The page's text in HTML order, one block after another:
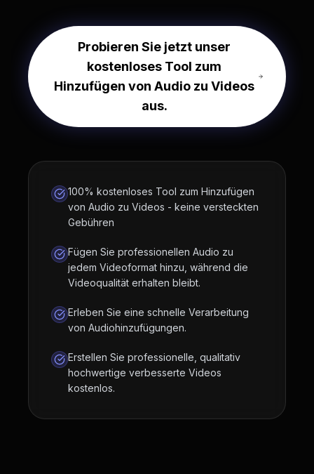
Probieren Sie jetzt unser
kostenloses Tool zum
Hinzufügen von Audio zu Videos
aus.
100% kostenloses Tool zum Hinzufügen
von Audio zu Videos - keine versteckten
Gebühren
Fügen Sie professionellen Audio zu
jedem Videoformat hinzu, während die
Videoqualität erhalten bleibt.
Erleben Sie eine schnelle Verarbeitung
von Audiohinzufügungen.
Erstellen Sie professionelle, qualitativ
hochwertige verbesserte Videos
kostenlos.